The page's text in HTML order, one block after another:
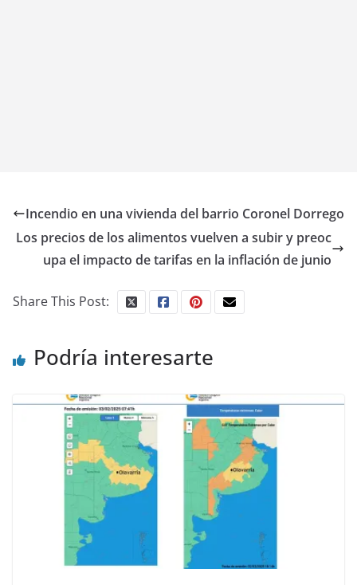
Incendio en una vivienda del barrio Coronel Dorrego
Los precios de los alimentos vuelven a subir y preoc
upa el impacto de tarifas en la inflación de junio
Share This Post:
Podría interesarte